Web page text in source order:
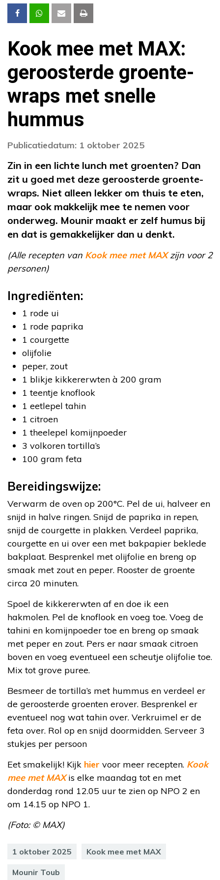
Kook mee met MAX:
geroosterde groente-
wraps met snelle
hummus
Publicatiedatum: 1 oktober 2025
Zin in een lichte lunch met groenten? Dan
zit u goed met deze geroosterde groente-
wraps. Niet alleen lekker om thuis te eten,
maar ook makkelijk mee te nemen voor
onderweg. Mounir maakt er zelf humus bij
en dat is gemakkelijker dan u denkt.
(Alle recepten van Kook mee met MAXzijn voor 2
personen)
Ingrediënten:
1 rode ui
1 rode paprika
1 courgette
olijfolie
peper, zout
1 blikje kikkererwten à 200 gram
1 teentje knoflook
1 eetlepel tahin
1 citroen
1 theelepel komijnpoeder
3 volkoren tortilla’s
100 gram feta
Bereidingswijze:
Verwarm de oven op 200°C. Pel de ui, halveer en
snijd in halve ringen. Snijd de paprika in repen,
snijd de courgette in plakken. Verdeel paprika,
courgette en ui over een met bakpapier beklede
bakplaat. Besprenkel met olijfolie en breng op
smaak met zout en peper. Rooster de groente
circa 20 minuten.
Spoel de kikkererwten af en doe ik een
hakmolen. Pel de knoflook en voeg toe. Voeg de
tahini en komijnpoeder toe en breng op smaak
met peper en zout. Pers er naar smaak citroen
boven en voeg eventueel een scheutje olijfolie toe.
Mix tot grove puree.
Besmeer de tortilla’s met hummus en verdeel er
de geroosterde groenten erover. Besprenkel er
eventueel nog wat tahin over. Verkruimel er de
feta over. Rol op en snijd doormidden. Serveer 3
stukjes per persoon
Eet smakelijk! Kijk hier voor meer recepten. Kook
mee met MAXis elke maandag tot en met
donderdag rond 12.05 uur te zien op NPO 2 en
om 14.15 op NPO 1.
(Foto: © MAX)
1 oktober 2025 Kook mee met MAX
Mounir Toub